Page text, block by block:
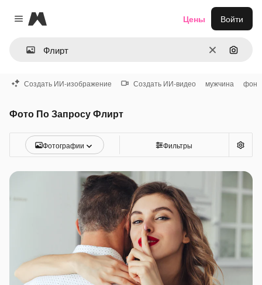
Close menu
Magnific
ОчиститьПоиск
Цены Войти
Создать ИИ-изображение Создать ИИ-видео мужчина фон
Фото По Запросу Флирт
Фотографии Фильтры